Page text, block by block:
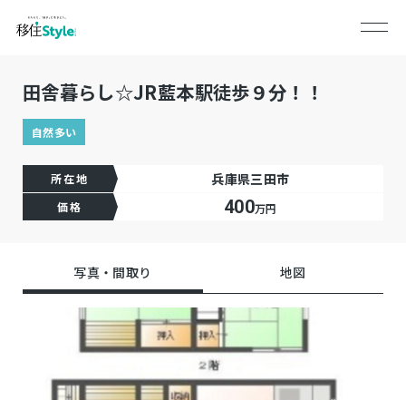
田舎暮らし☆JR藍本駅徒歩９分！！
自然多い
所在地 兵庫県三田市
価格 400万円
写真・間取り 地図